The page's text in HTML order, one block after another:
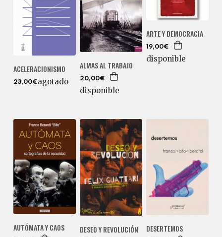
ACELERACIONISMO
23,00€agotado
ALMAS AL TRABAJO
20,00€
disponible
ARTE Y DEMOCRACIA
19,00€
disponible
AUTÓMATA Y CAOS DESEO Y REVOLUCIÓN DESERTEMOS